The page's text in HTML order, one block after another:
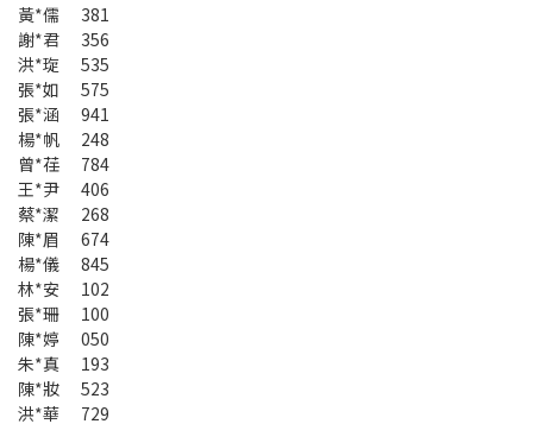
黃*儒 381
謝*君 356
洪*琁 535
張*如 575
張*涵 941
楊*帆 248
曾*荏 784
王*尹 406
蔡*潔 268
陳*眉 674
楊*儀 845
林*安 102
張*珊 100
陳*婷 050
朱*真 193
陳*妝 523
洪*華 729